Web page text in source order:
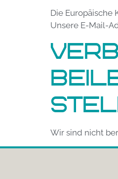
Die Europäische
Unsere E-Mail-
Wir sind nicht